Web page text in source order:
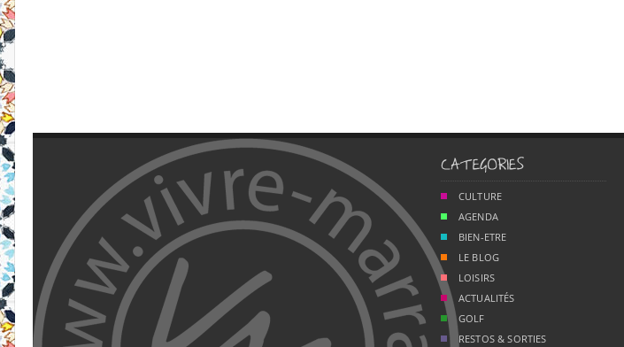
CULTURE
AGENDA
BIEN-ETRE
LE BLOG
LOISIRS
ACTUALITÉS
GOLF
RESTOS & SORTIES